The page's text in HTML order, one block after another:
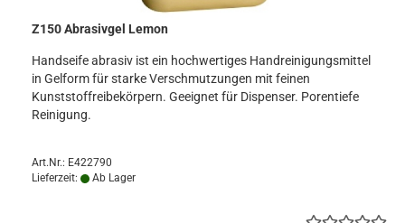
Z150 Abrasivgel Lemon
Handseife abrasiv ist ein hochwertiges Handreinigungsmittel
in Gelform für starke Verschmutzungen mit feinen
Kunststoffreibekörpern. Geeignet für Dispenser. Porentiefe
Reinigung.
Art.Nr.: E422790
Lieferzeit:
Ab Lager